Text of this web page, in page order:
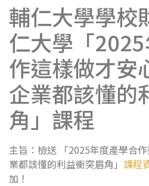
輔仁大學學校
仁大學「
作這樣做才安
企業都該懂的
角」課程
主旨：檢送 「2025年度產學合
業都該懂的利益衝突眉角」 課程
加！